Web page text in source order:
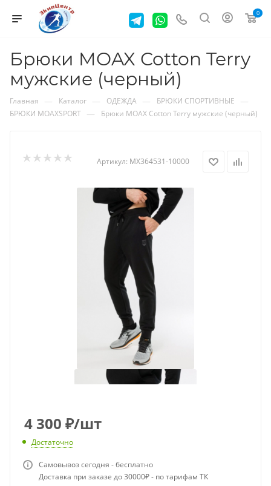
0
Брюки MOAX Cotton Terry
мужские (черный)
Главная — Каталог — ОДЕЖДА — БРЮКИ СПОРТИВНЫЕ —
БРЮКИ MOAXSPORT — Брюки MOAX Cotton Terry мужские (черный)
Артикул: MX364531-10000
4 300 ₽/шт
Достаточно
Самовывоз сегодня - бесплатно
Доставка при заказе до 30000₽ - по тарифам ТК